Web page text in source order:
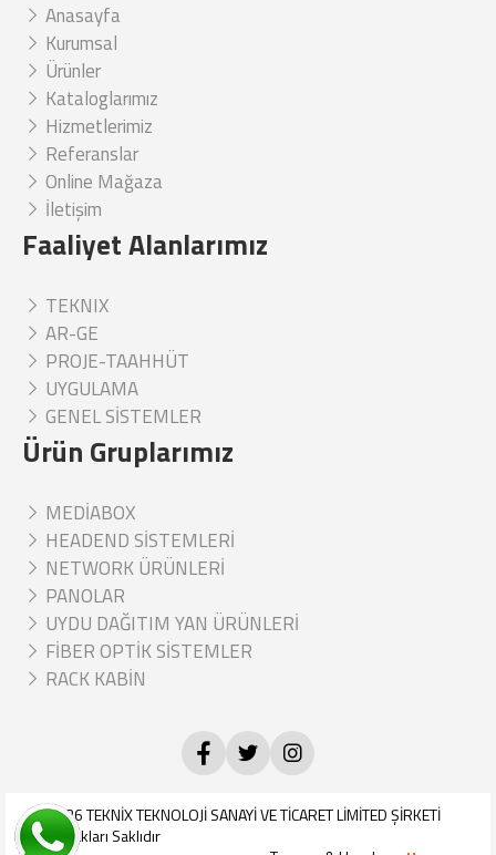
Anasayfa
Kurumsal
Ürünler
Kataloglarımız
Hizmetlerimiz
Referanslar
Online Mağaza
İletişim
Faaliyet Alanlarımız
TEKNIX
AR-GE
PROJE-TAAHHÜT
UYGULAMA
GENEL SİSTEMLER
Ürün Gruplarımız
MEDİABOX
HEADEND SİSTEMLERİ
NETWORK ÜRÜNLERİ
PANOLAR
UYDU DAĞITIM YAN ÜRÜNLERİ
FİBER OPTİK SİSTEMLER
RACK KABİN
© 2026TEKNİX TEKNOLOJİ SANAYİ VE TİCARET LİMİTED ŞİRKETİ
Tüm Hakları Saklıdır